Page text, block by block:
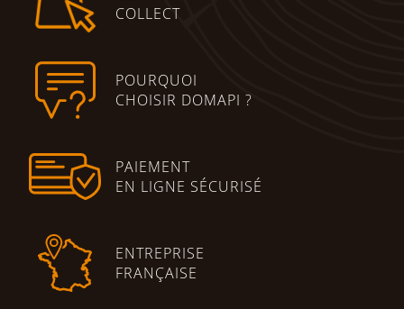
COLLECT
POURQUOI
CHOISIR DOMAPI ?
PAIEMENT
EN LIGNE SÉCURISÉ
ENTREPRISE
FRANÇAISE